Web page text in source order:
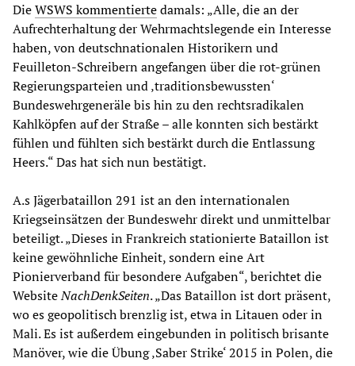
DieWSWS kommentiertedamals: „Alle, die an der
Aufrechterhaltung der Wehrmachtslegende ein Interesse
haben, von deutschnationalen Historikern und
Feuilleton-Schreibern angefangen über die rot-grünen
Regierungsparteien und ‚traditionsbewussten‘
Bundeswehrgeneräle bis hin zu den rechtsradikalen
Kahlköpfen auf der Straße – alle konnten sich bestärkt
fühlen und fühlten sich bestärkt durch die Entlassung
Heers.“ Das hat sich nun bestätigt.
A.s Jägerbataillon 291 ist an den internationalen
Kriegseinsätzen der Bundeswehr direkt und unmittelbar
beteiligt. „Dieses in Frankreich stationierte Bataillon ist
keine gewöhnliche Einheit, sondern eine Art
Pionierverband für besondere Aufgaben“, berichtet die
WebsiteNachDenkSeiten. „Das Bataillon ist dort präsent,
wo es geopolitisch brenzlig ist, etwa in Litauen oder in
Mali. Es ist außerdem eingebunden in politisch brisante
Manöver, wie die Übung ‚Saber Strike‘ 2015 in Polen, die